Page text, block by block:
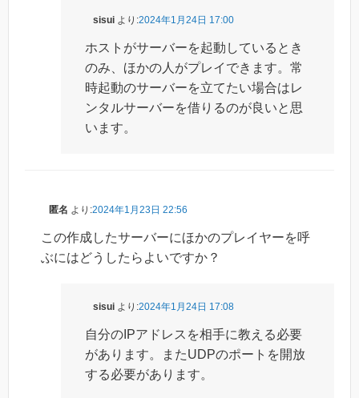
sisui より:2024年1月24日 17:00
ホストがサーバーを起動しているとき
のみ、ほかの人がプレイできます。常
時起動のサーバーを立てたい場合はレ
ンタルサーバーを借りるのが良いと思
います。
匿名 より:2024年1月23日 22:56
この作成したサーバーにほかのプレイヤーを呼
ぶにはどうしたらよいですか？
sisui より:2024年1月24日 17:08
自分のIPアドレスを相手に教える必要
があります。またUDPのポートを開放
する必要があります。